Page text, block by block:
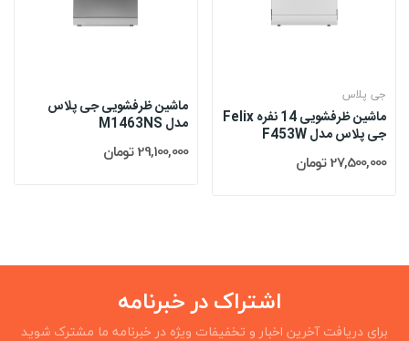
ماشین ظرفشویی جی پلاس
مدل M1463NS
29,100,000 تومان
جی پلاس
ماشین ظرفشویی 14 نفره Felix
جی پلاس مدل F453W
27,500,000 تومان
اشتراک در خبرنامه
برای دریافت آخرین اخبار و تخفیفات ویژه در خبرنامه ما مشترک شوید